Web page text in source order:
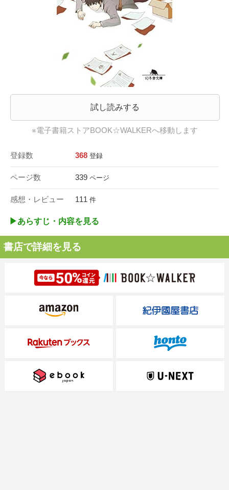
試し読みする
※電子書籍ストアBOOK☆WALKERへ移動します
登録数 368 登録
ページ数 339 ページ
感想・レビュー 111 件
▶︎あらすじ・内容を見る
書店で詳細を見る